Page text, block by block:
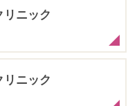
ニック
ニック